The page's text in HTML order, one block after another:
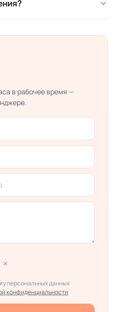
телефонией и
новые каналы и помогаем
в рабочее время —
персональных данных
конфиденциальности